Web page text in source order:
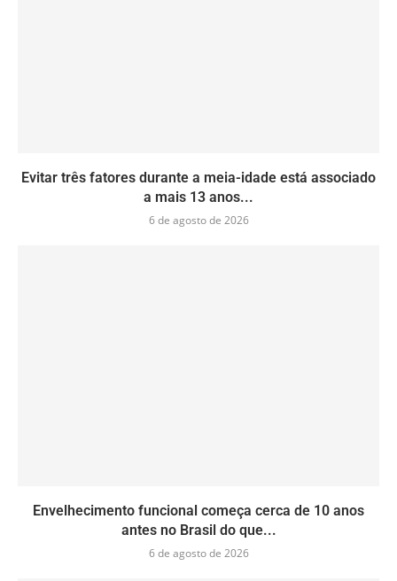
Evitar três fatores durante a meia-idade está associado
a mais 13 anos...
6 de agosto de 2026
Envelhecimento funcional começa cerca de 10 anos
antes no Brasil do que...
6 de agosto de 2026